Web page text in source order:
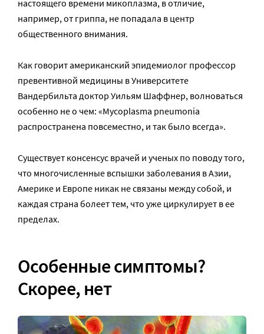
настоящего времени микоплазма, в отличие,
например, от гриппа, не попадала в центр
общественного внимания.
Как говорит американский эпидемиолог профессор
превентивной медицины в Университете
Вандербильта доктор Уильям Шаффнер, волноваться
особенно не о чем: «Mycoplasma pneumonia
распространена повсеместно, и так было всегда».
Существует консенсус врачей и ученых по поводу того,
что многочисленные вспышки заболевания в Азии,
Америке и Европе никак не связаны между собой, и
каждая страна болеет тем, что уже циркулирует в ее
пределах.
Особенные симптомы?
Скорее, нет